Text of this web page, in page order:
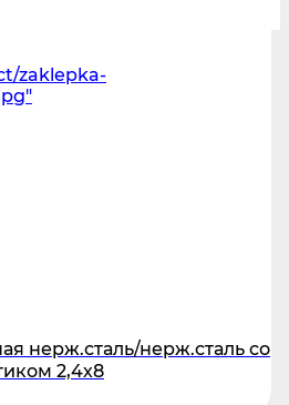
zaklepka-
нерж.сталь/нерж.сталь со
2,4х8